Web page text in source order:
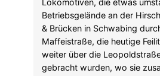
Dazu wurden lange
eingesetzt, die spezielle
zogen.